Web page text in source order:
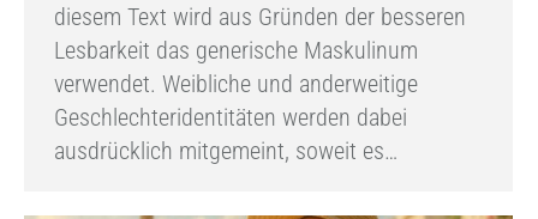
diesem Text wird aus Gründen der besseren
Lesbarkeit das generische Maskulinum
verwendet. Weibliche und anderweitige
Geschlechteridentitäten werden dabei
ausdrücklich mitgemeint, soweit es…